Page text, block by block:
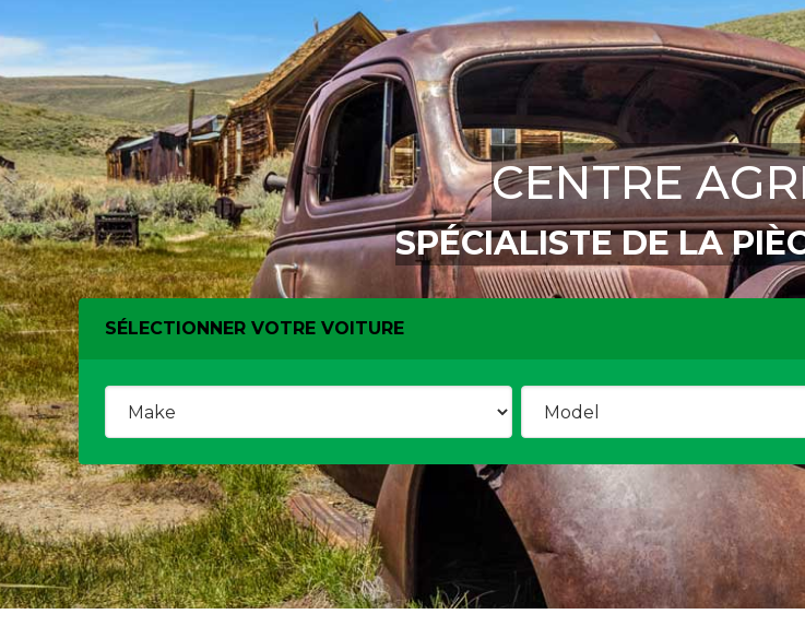
CENTRE
SPÉCIALISTE DE LA
SÉLECTIONNER VOTRE VOITURE